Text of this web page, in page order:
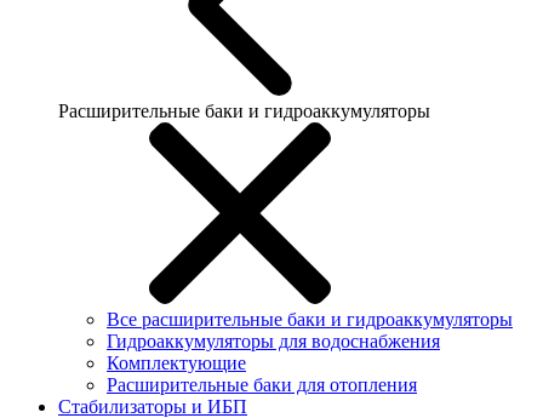
Расширительные баки и гидроаккумуляторы
Все расширительные баки и гидроаккумуляторы
Гидроаккумуляторы для водоснабжения
Комплектующие
Расширительные баки для отопления
Стабилизаторы и ИБП